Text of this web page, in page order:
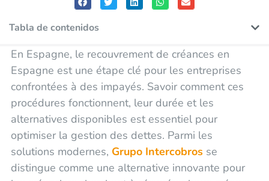
Tabla de contenidos
En Espagne, le recouvrement de créances en
Espagne est une étape clé pour les entreprises
confrontées à des impayés. Savoir comment ces
procédures fonctionnent, leur durée et les
alternatives disponibles est essentiel pour
optimiser la gestion des dettes. Parmi les
solutions modernes, Grupo Intercobrosse
distingue comme une alternative innovante pour